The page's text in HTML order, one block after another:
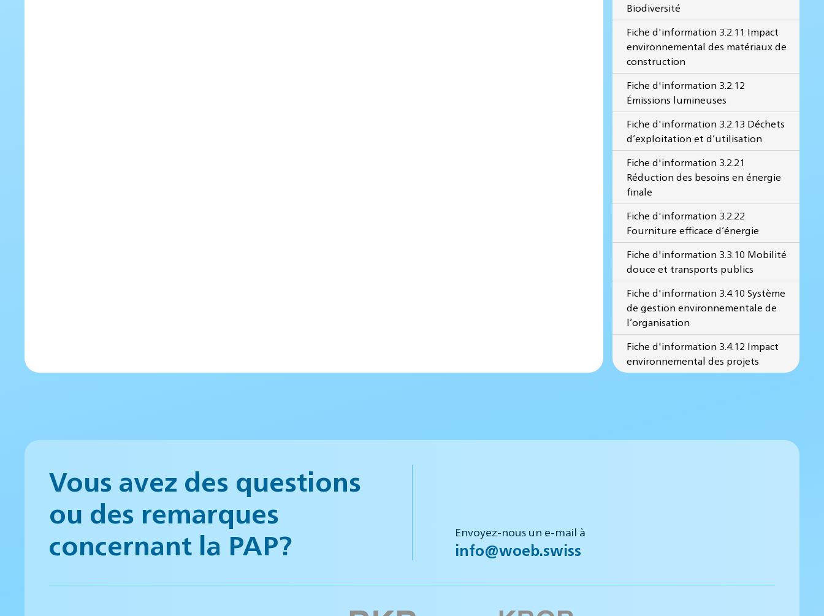
Biodiversité
Fiche d'information 3.2.11 Impact
environnemental des matériaux de
construction
Fiche d'information 3.2.12
Émissions lumineuses
Fiche d'information 3.2.13 Déchets
d’exploitation et d’utilisation
Fiche d'information 3.2.21
Réduction des besoins en énergie
finale
Fiche d'information 3.2.22
Fourniture efficace d’énergie
Fiche d'information 3.3.10 Mobilité
douce et transports publics
Fiche d'information 3.4.10 Système
de gestion environnementale de
l’organisation
Fiche d'information 3.4.12 Impact
environnemental des projets
Vous avez des questions
ou des remarques
concernant la PAP?
Envoyez-nous un e-mail à
info@woeb.swiss